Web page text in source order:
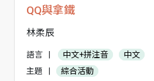
QQ與拿鐵
林柔辰
語言 中文+拼注音
中文
主題
綜合活動